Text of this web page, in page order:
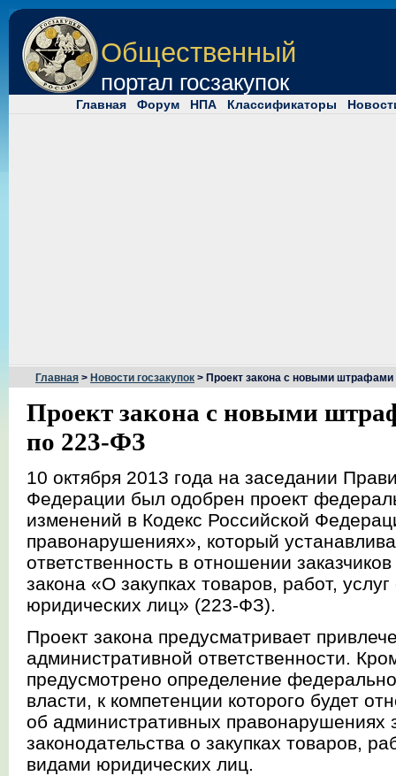
Общественный
портал госзакупок
Главная Форум НПА Классификаторы
Главная > Новости госзакупок > Проект закона с новыми штрафами
Проект закона с новыми
по 223-ФЗ
10 октября 2013 года на заседании
Федерации был одобрен проект
изменений в Кодекс Российской
правонарушениях», который
ответственность в отношении
закона «О закупках товаров, работ,
юридических лиц» (223-ФЗ).
Проект закона предусматривает
административной ответственности.
предусмотрено определение
власти, к компетенции которого будет
об административных
законодательства о закупках товаров,
видами юридических лиц.